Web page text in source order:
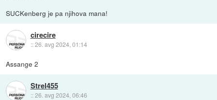
SUCKenberg je pa njihova mana!
cirecire
::26. avg 2024, 01:14
Assange 2
Strel455
::26. avg 2024, 06:46